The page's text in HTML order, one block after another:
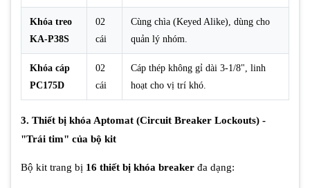
Khóa treo
KA-P38S
02
cái
Cùng chìa (Keyed Alike), dùng cho
quản lý nhóm.
Khóa cáp
PC175D
02
cái
Cáp thép không gỉ dài 3-1/8", linh
hoạt cho vị trí khó.
3. Thiết bị khóa Aptomat (Circuit Breaker Lockouts) -
"Trái tim" của bộ kit
Bộ kit trang bị 16 thiết bị khóa breaker đa dạng: